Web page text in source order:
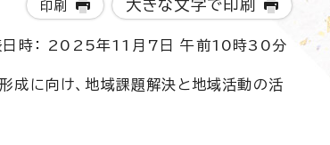
印刷 大きな文字で印刷
日時： 2025年11月7日 午前10時30分
成に向け、地域課題解決と地域活動の活